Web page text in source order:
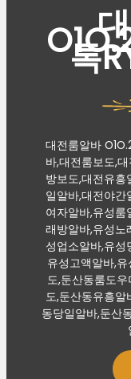
톡
대전룸알바
바,대전룸보도,
방보도,대전유흥
일알바,대전야간
여자알바,유성룸
래방알바,유성노
성업소알바,유성
유성고액알바,
도,둔산동룸도
도,둔산동유흥알
동당일알바,둔산